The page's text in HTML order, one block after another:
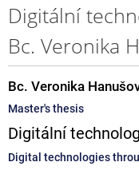
Digitální
Bc. Veronika
Bc. Veronika
Master's thesis
Digitální
Digital technologies